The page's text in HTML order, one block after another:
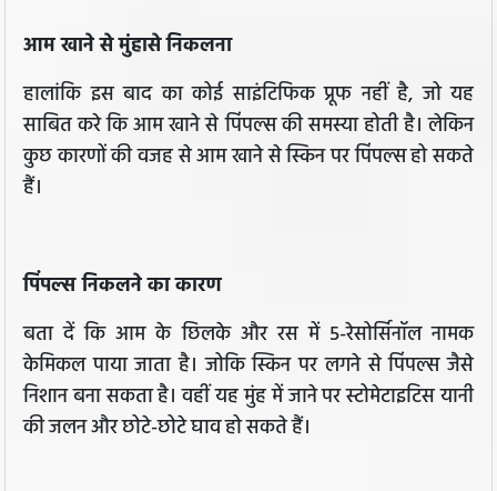
आम खाने से मुंहासे निकलना
हालांकि इस बाद का कोई साइंटिफिक प्रूफ नहीं है, जो यह
साबित करे कि आम खाने से पिंपल्स की समस्या होती है। लेकिन
कुछ कारणों की वजह से आम खाने से स्किन पर पिंपल्स हो सकते
हैं।
पिंपल्स निकलने का कारण
बता दें कि आम के छिलके और रस में 5-रेसोर्सिनॉल नामक
केमिकल पाया जाता है। जोकि स्किन पर लगने से पिंपल्स जैसे
निशान बना सकता है। वहीं यह मुंह में जाने पर स्टोमेटाइटिस यानी
की जलन और छोटे-छोटे घाव हो सकते हैं।